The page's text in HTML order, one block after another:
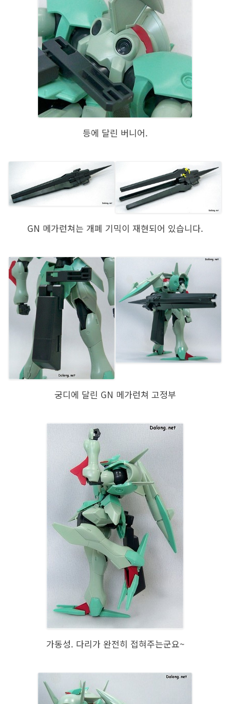
등에 달린 버니어.
GN 메가런쳐는 개폐 기믹이 재현되어 있습니다.
궁디에 달린 GN 메가런쳐 고정부
가동성. 다리가 완전히 접혀주는군요~